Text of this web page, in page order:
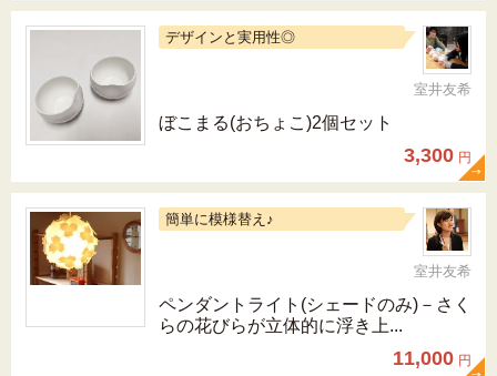
デザインと実用性◎
室井友希
ぼこまる(おちょこ)2個セット
3,300 円
簡単に模様替え♪
室井友希
ペンダントライト(シェードのみ)－さく
らの花びらが立体的に浮き上...
11,000 円